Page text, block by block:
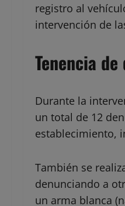
registro al
intervención de
Tenencia
Durante la
un total de 12
establecimiento,
También se
denunciando a
un arma blanca